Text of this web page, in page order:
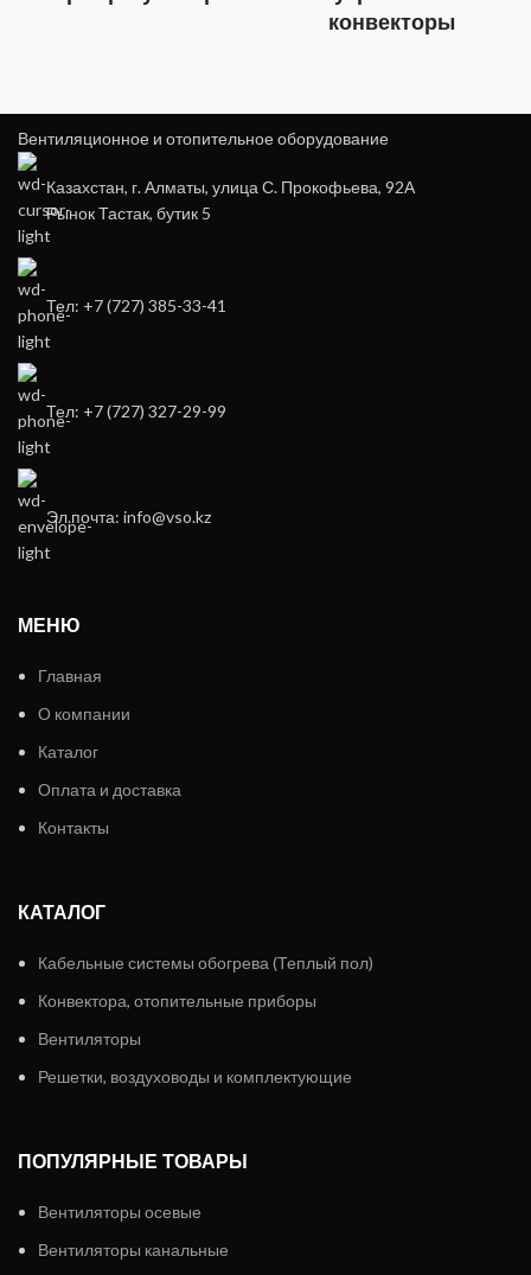
конвекторы
Вентиляционное и отопительное оборудование
Казахстан, г. Алматы, улица С. Прокофьева, 92А
Рынок Тастак, бутик 5
Тел: +7 (727) 385-33-41
Тел: +7 (727) 327-29-99
Эл.почта: info@vso.kz
МЕНЮ
Главная
О компании
Каталог
Оплата и доставка
Контакты
КАТАЛОГ
Кабельные системы обогрева (Теплый пол)
Конвектора, отопительные приборы
Вентиляторы
Решетки, воздуховоды и комплектующие
ПОПУЛЯРНЫЕ ТОВАРЫ
Вентиляторы осевые
Вентиляторы канальные